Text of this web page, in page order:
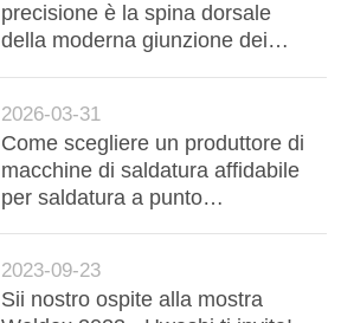
precisione è la spina dorsale
della moderna giunzione dei
2026-03-31
Come scegliere un produttore di
macchine di saldatura affidabile
per saldatura a punto
2023-09-23
Sii nostro ospite alla mostra